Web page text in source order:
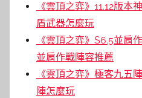
《雲頂之弈》11.12版本
盾武器怎麼玩
《雲頂之弈》S6.5並肩
並肩作戰陣容推薦
《雲頂之弈》極客九五
陣怎麼玩